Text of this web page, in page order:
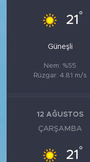
21 °
Güneşli
Nem: %55
Rüzgar: 4.81 m/s
12 AĞUSTOS
ÇARŞAMBA
21 °